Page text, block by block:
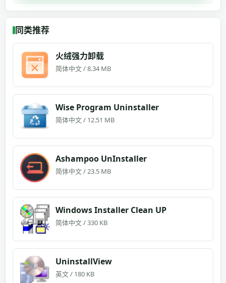
同类推荐
火绒强力卸载
简体中文 / 8.34 MB
Wise Program Uninstaller
简体中文 / 12.51 MB
Ashampoo UnInstaller
简体中文 / 23.5 MB
Windows Installer Clean UP
简体中文 / 330 KB
UninstallView
英文 / 180 KB